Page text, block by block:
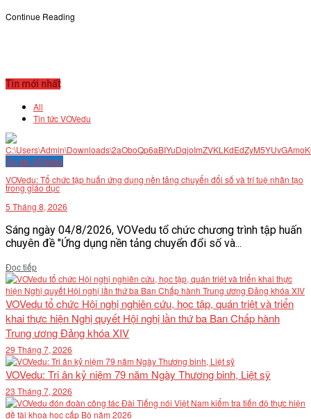
Continue Reading
Tin mới nhất
All
Tin tức VOVedu
Tin tức VOVedu
VOVedu: Tổ chức tập huấn ứng dụng nền tảng chuyển đổi số và trí tuệ nhân tạo
trong giáo dục
5 Tháng 8, 2026
Sáng ngày 04/8/2026, VOVedu tổ chức chương trình tập huấn
chuyên đề "Ứng dụng nền tảng chuyển đổi số và...
Đọc tiếpDetails
VOVedu tổ chức Hội nghị nghiên cứu, học tập, quán triệt và triển
khai thực hiện Nghị quyết Hội nghị lần thứ ba Ban Chấp hành
Trung ương Đảng khóa XIV
29 Tháng 7, 2026
VOVedu: Tri ân kỷ niệm 79 năm Ngày Thương binh, Liệt sỹ
23 Tháng 7, 2026